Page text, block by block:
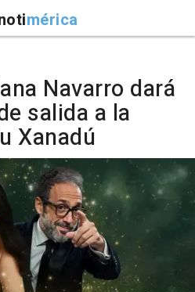
mérica
Navarro dará
salida a la
Xanadú